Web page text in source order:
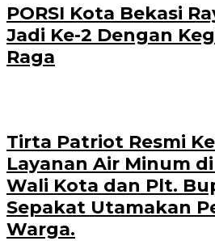
PORSI Kota Bekasi
Jadi Ke-2 Dengan
Raga
Tirta Patriot Resmi
Layanan Air Minum
Wali Kota dan Plt.
Sepakat Utamakan
Warga.